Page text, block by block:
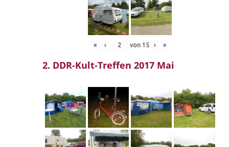
« ‹ von 15 › »
2. DDR-Kult-Treffen 2017 Mai